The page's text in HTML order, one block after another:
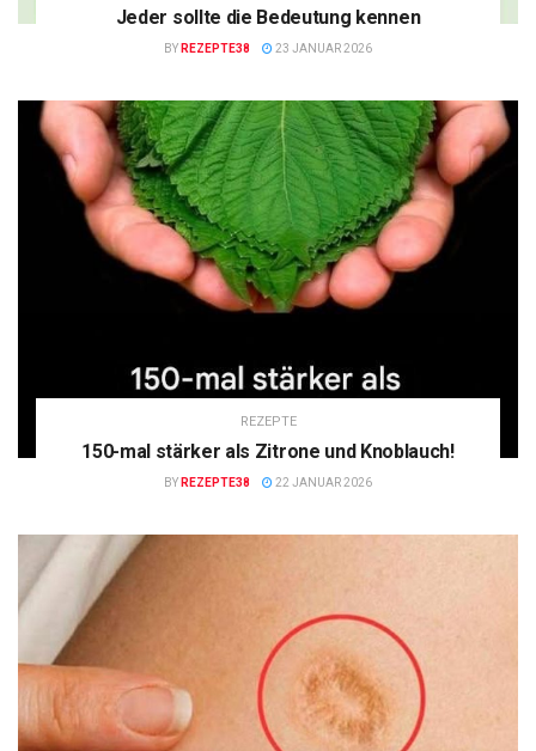
Jeder sollte die Bedeutung kennen
BY REZEPTE38 23 JANUAR 2026
REZEPTE
150-mal stärker als Zitrone und Knoblauch!
BY REZEPTE38 22 JANUAR 2026